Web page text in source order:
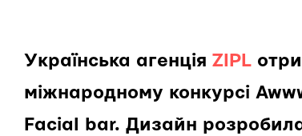
Українська агенція ZIPL
міжнародному конкурсі
Facial bar. Дизайн